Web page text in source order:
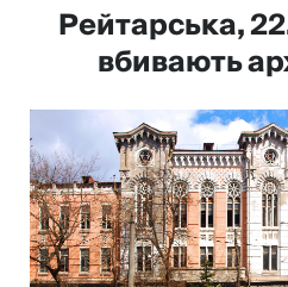
Рейтарська,
вбивають